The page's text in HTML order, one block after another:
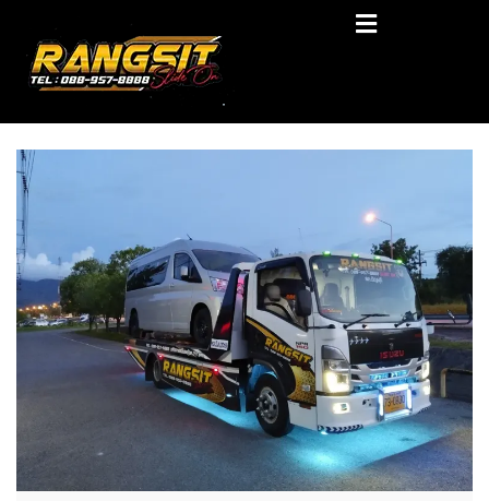
content
RANGSIT SlideON
รถยก168 รถสไลด์รังสิต รถสไลด์ ราคาถูก